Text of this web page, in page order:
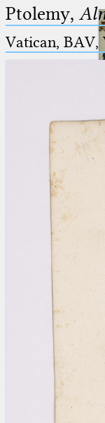
(the
for exactly one
(the percent
placeholder
than one
(two percent
placeholder
than one
blank space
at word
Ptolemy,
Vatican, BAV,